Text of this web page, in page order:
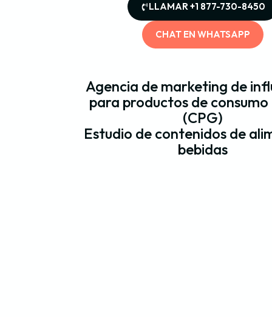
LLAMAR +1 877-730-8450
CHAT EN WHATSAPP
Agencia de marketing de
para productos de consumo
(CPG)
Estudio de contenidos de
bebidas